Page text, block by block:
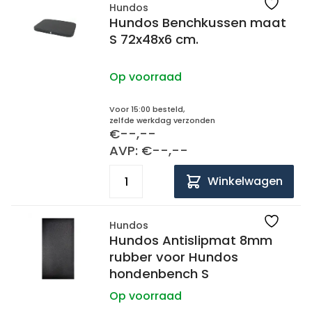
Hundos
Hundos Benchkussen maat
S 72x48x6 cm.
Op voorraad
Voor 15:00 besteld,
zelfde werkdag verzonden
€--,--
AVP: €--,--
Winkelwagen
Hundos
Hundos Antislipmat 8mm
rubber voor Hundos
hondenbench S
Op voorraad